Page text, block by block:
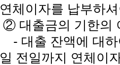
연체이자를 납부하
② 대출금의 기한의
- 대출 잔액에 대하
일 전일까지 연체이